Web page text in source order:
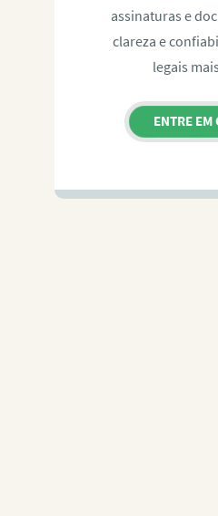
assinaturas e
clareza e
legais
ENTRE EM